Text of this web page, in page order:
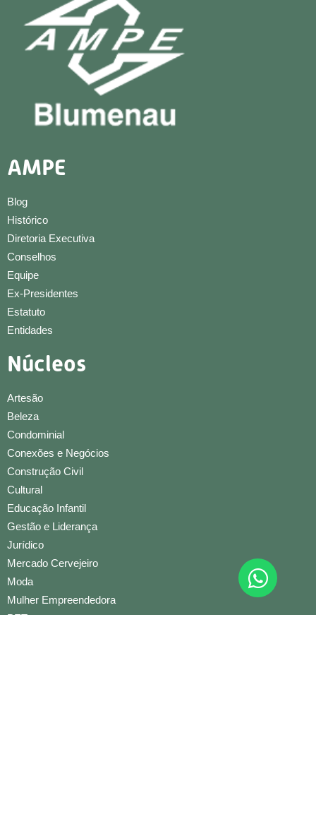
AMPE
Blog
Histórico
Diretoria Executiva
Conselhos
Equipe
Ex-Presidentes
Estatuto
Entidades
Núcleos
Artesão
Beleza
Condominial
Conexões e Negócios
Construção Civil
Cultural
Educação Infantil
Gestão e Liderança
Jurídico
Mercado Cervejeiro
Moda
Mulher Empreendedora
PET